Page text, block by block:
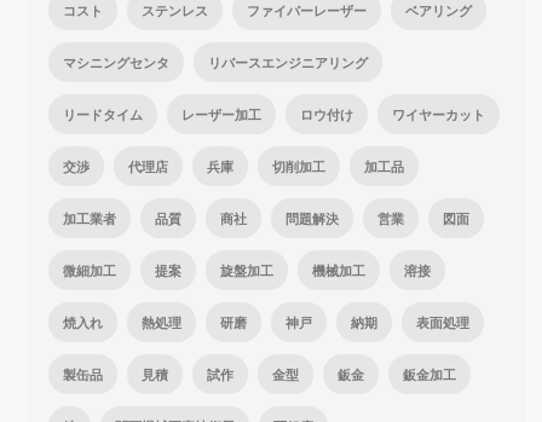
コスト ステンレス ファイバーレーザー ベアリング
マシニングセンタ リバースエンジニアリング
リードタイム レーザー加工 ロウ付け ワイヤーカット
交渉 代理店 兵庫 切削加工 加工品
加工業者 品質 商社 問題解決 営業 図面
微細加工 提案 旋盤加工 機械加工 溶接
焼入れ 熱処理 研磨 神戸 納期 表面処理
製缶品 見積 試作 金型 鈑金 鈑金加工